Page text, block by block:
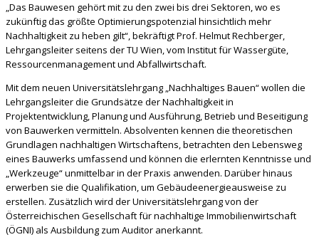
„Das Bauwesen gehört mit zu den zwei bis drei Sektoren, wo es
zukünftig das größte Optimierungspotenzial hinsichtlich mehr
Nachhaltigkeit zu heben gilt“, bekräftigt Prof. Helmut Rechberger,
Lehrgangsleiter seitens der TU Wien, vom Institut für Wassergüte,
Ressourcenmanagement und Abfallwirtschaft.
Mit dem neuen Universitätslehrgang „Nachhaltiges Bauen“ wollen die
Lehrgangsleiter die Grundsätze der Nachhaltigkeit in
Projektentwicklung, Planung und Ausführung, Betrieb und Beseitigung
von Bauwerken vermitteln. Absolventen kennen die theoretischen
Grundlagen nachhaltigen Wirtschaftens, betrachten den Lebensweg
eines Bauwerks umfassend und können die erlernten Kenntnisse und
„Werkzeuge“ unmittelbar in der Praxis anwenden. Darüber hinaus
erwerben sie die Qualifikation, um Gebäudeenergieausweise zu
erstellen. Zusätzlich wird der Universitätslehrgang von der
Österreichischen Gesellschaft für nachhaltige Immobilienwirtschaft
(ÖGNI) als Ausbildung zum Auditor anerkannt.